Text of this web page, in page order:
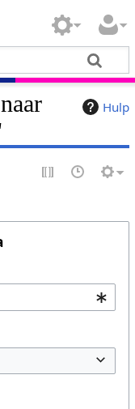
Hulp